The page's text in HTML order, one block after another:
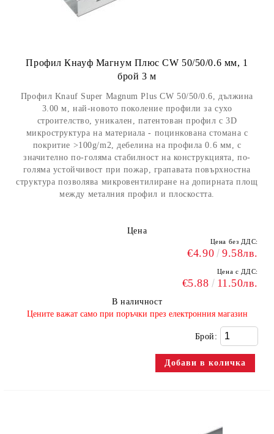
Профил Кнауф Магнум Плюс CW 50/50/0.6 мм, 1
брой 3 м
Профил Knauf Super Magnum Plus CW 50/50/0.6, дължина
3.00 м, най-новото поколение профили за сухо
строителство, уникален, патентован профил с 3D
микроструктура на материала - поцинкована стомана с
покритие >100g/m2, дебелина на профила 0.6 мм, с
значително по-голяма стабилност на конструкцията, по-
голяма устойчивост при пожар, грапавата повърхностна
структура позволява микровентилиране на допирната площ
между металния профил и плоскостта.
Цена
Цена без ДДС:
€4.90 9.58лв.
Цена с ДДС:
€5.88 11.50лв.
В наличност
​Цените важат само при поръчки през електронния магазин
Брой: